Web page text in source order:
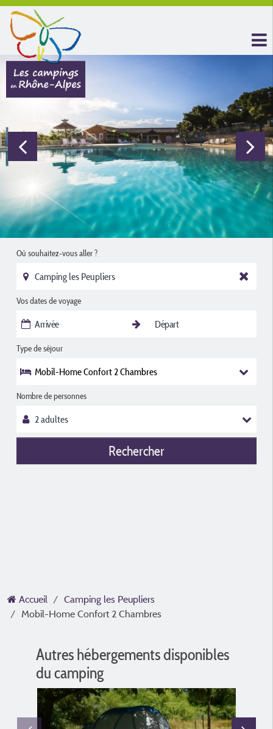
Où souhaitez-vous aller ?
Vos dates de voyage
Type de séjour
Mobil-Home Confort 2 Chambres
Nombre de personnes
Rechercher
Accueil
Camping les Peupliers
Mobil-Home Confort 2 Chambres
Autres hébergements disponibles
du camping